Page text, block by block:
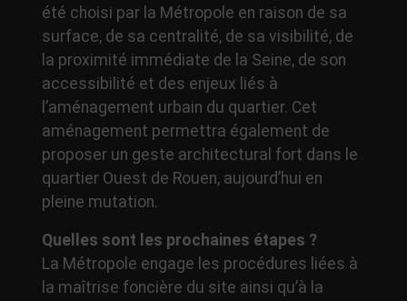
été choisi par la Métropole en raison de sa
surface, de sa centralité, de sa visibilité, de
la proximité immédiate de la Seine, de son
accessibilité et des enjeux liés à
l’aménagement urbain du quartier. Cet
aménagement permettra également de
proposer un geste architectural fort dans le
quartier Ouest de Rouen, aujourd’hui en
pleine mutation.
Quelles sont les prochaines étapes ?
La Métropole engage les procédures liées à
la maîtrise foncière du site ainsi qu’à la